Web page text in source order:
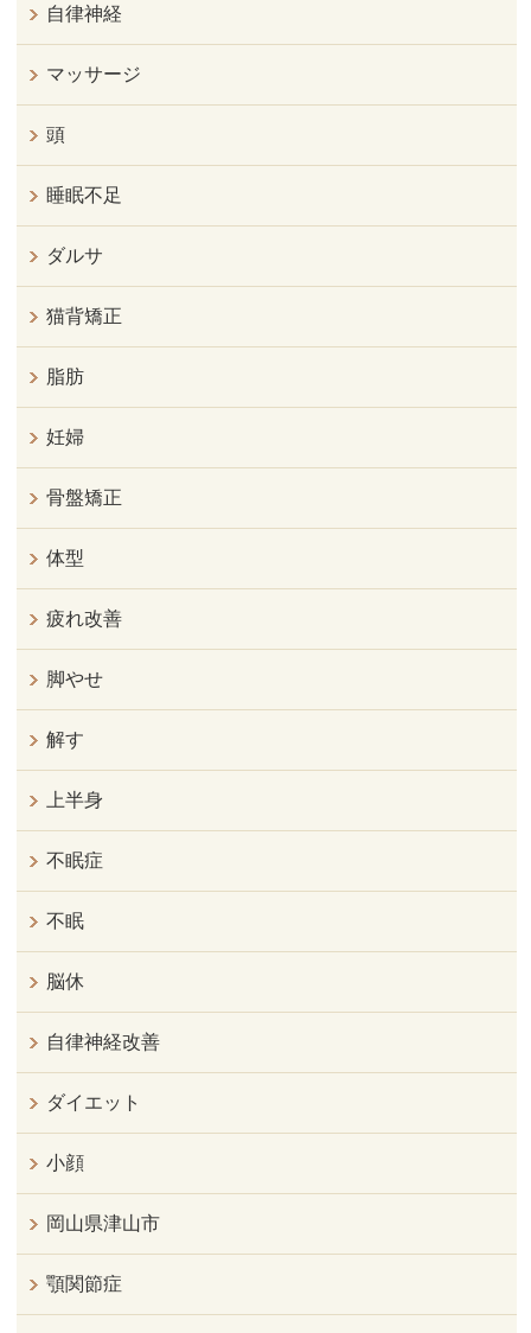
自律神経
マッサージ
頭
睡眠不足
ダルサ
猫背矯正
脂肪
妊婦
骨盤矯正
体型
疲れ改善
脚やせ
解す
上半身
不眠症
不眠
脳休
自律神経改善
ダイエット
小顔
岡山県津山市
顎関節症